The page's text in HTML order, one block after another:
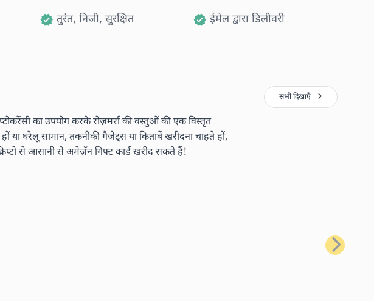
तुरंत, निजी, सुरक्षित ईमेल द्वारा डिलीवरी
का उपयोग करके रोज़मर्रा की वस्तुओं की एक विस्तृत
या घरेलू सामान, तकनीकी गैजेट्स या किताबें खरीदना चाहते हों,
से आसानी से अमेज़ॅन गिफ्ट कार्ड खरीद सकते हैं!
सभी दिखाएँ
अगला